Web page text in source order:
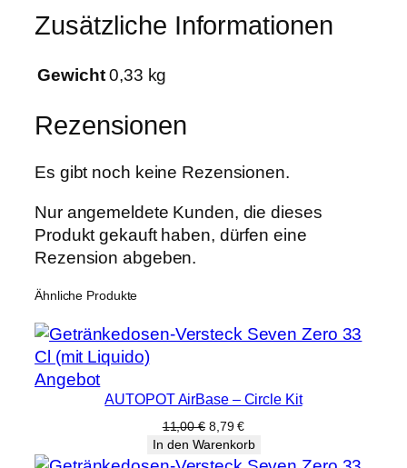
l
e
v
s
e
g
e
Zusätzliche Informationen
Gewicht 0,33 kg
Rezensionen
Es gibt noch keine Rezensionen.
Nur angemeldete Kunden, die dieses
Produkt gekauft haben, dürfen eine
Rezension abgeben.
Ähnliche Produkte
AngebotProdukt
im
Angebot
AUTOPOT AirBase – Circle Kit
11,00€ Ursprünglicher
Preis
war:
8,79€Aktueller
Preis
ist:
In den Warenkorb